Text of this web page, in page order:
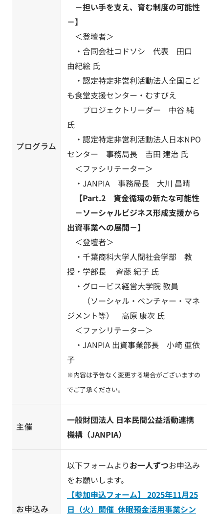
プログラム
－担い手を支え、育む制度の可能性
－】
＜登壇者＞
・合同会社コドソシ 代表 田口
由紀絵 氏
・認定特定非営利活動法人全国こど
も食堂支援センター・むすびえ
プロジェクトリーダー 中谷 純
氏
・認定特定非営利活動法人日本NPO
センター 事務局長 吉田 建治 氏
＜ファシリテーター＞
・JANPIA 事務局長 大川 昌晴
【Part.2 資金循環の新たな可能性
－ソーシャルビジネス形成支援から
出資事業への展開－】
＜登壇者＞
・千葉商科大学人間社会学部 教
授・学部長 齊藤 紀子 氏
・グロービス経営大学院 教員
（ソーシャル・ベンチャー・マネ
ジメント等） 高原 康次 氏
＜ファシリテーター＞
・JANPIA 出資事業部長 小崎 亜依
子
※内容は予告なく変更する場合がございますの
でご了承ください。
主催
一般財団法人 日本民間公益活動連携
機構（JANPIA）
お申込み
以下フォームよりお一人ずつお申込み
をお願いします。
【参加申込フォーム】 2025年11月25
日（火）開催 休眠預金活用事業シン